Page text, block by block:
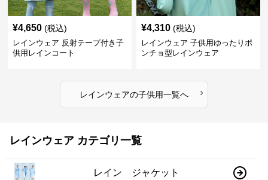
¥4,650 (税込)
レインウェア 反射テープ付き子
供用レインコート
¥4,310 (税込)
レインウェア 子供用ゆったりポ
ンチョ型レインウェア
レインウェアの子供用一覧へ ›
レインウェア カテゴリ一覧
レイン ジャケット